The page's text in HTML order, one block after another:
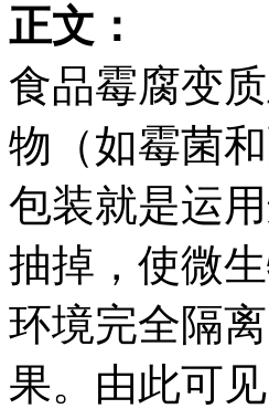
正文：
食品霉腐变
物（如霉菌
包装就是运
抽掉，使微
环境完全隔
果。由此可